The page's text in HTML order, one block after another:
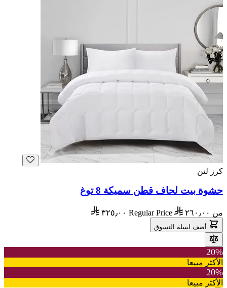
كرز لنن
حشوة بيت لحاف قطن سميكة 8 توغ
من ٢٦٠٫٠٠ Regular Price ٣٢٥٫٠٠
أضف لسلة التسوق
20%
الأكثر مبيعا
20%
الأكثر مبيعا